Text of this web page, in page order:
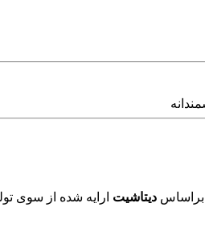
دیتاشیت ارایه شده از سوی